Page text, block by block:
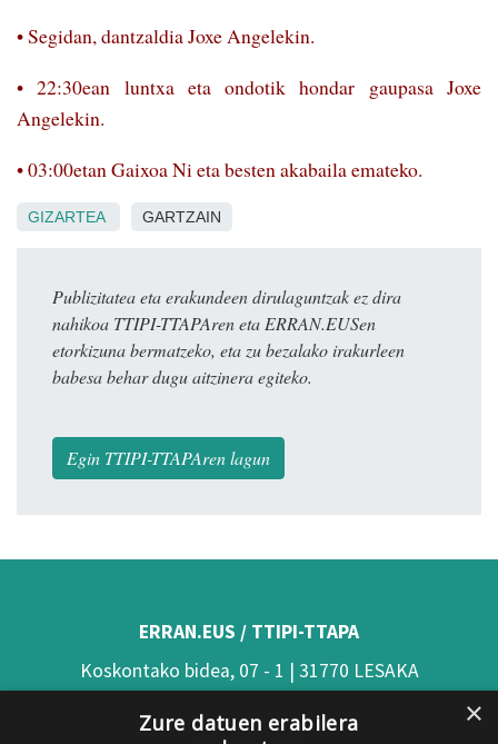
• Segidan, dan­tzaldia Joxe Angelekin.
• 22:30ean luntxa eta ondotik hondar gaupasa Joxe
Angelekin.
• 03:00etan Gaixoa Ni eta besten akabaila emateko.
GIZARTEA GARTZAIN
Publizitatea eta erakundeen dirulaguntzak ez dira
nahikoa TTIPI-TTAPAren eta ERRAN.EUSen
etorkizuna bermatzeko, eta zu bezalako irakurleen
babesa behar dugu aitzinera egiteko.
Egin TTIPI-TTAPAren lagun
ERRAN.EUS / TTIPI-TTAPA
Koskontako bidea, 07 - 1 | 31770 LESAKA
(Nafarroa)
×
Zure datuen erabilera